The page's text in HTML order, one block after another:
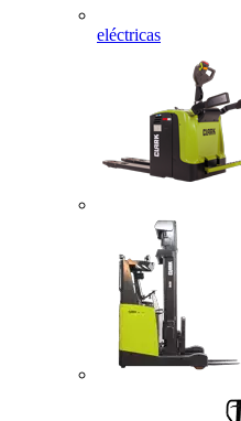
eléctricas